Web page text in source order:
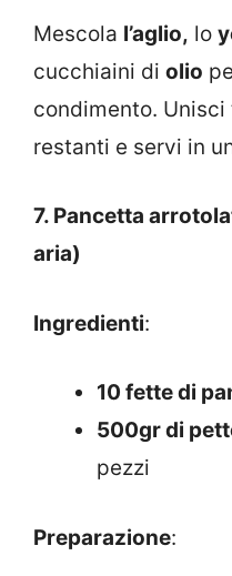
Mescola l’aglio, lo
cucchiaini di olio
condimento.
restanti e servi in
7. Pancetta
aria)
Ingredienti:
10 fette di
500gr di
pezzi
Preparazione: